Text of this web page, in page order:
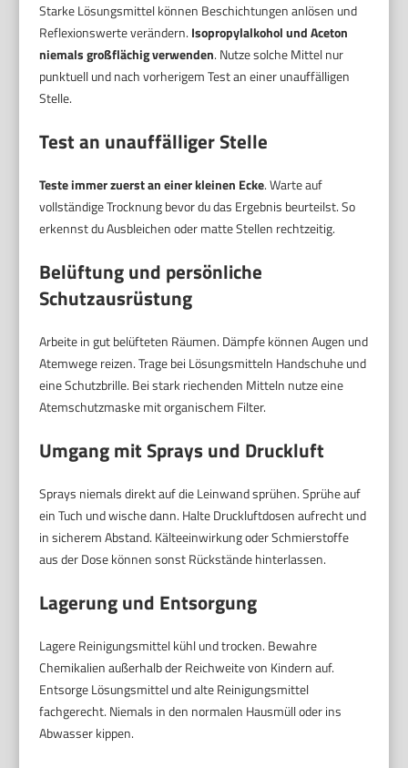
Starke Lösungsmittel können Beschichtungen anlösen und
Reflexionswerte verändern. Isopropylalkohol und Aceton
niemals großflächig verwenden. Nutze solche Mittel nur
punktuell und nach vorherigem Test an einer unauffälligen
Stelle.
Test an unauffälliger Stelle
Teste immer zuerst an einer kleinen Ecke. Warte auf
vollständige Trocknung bevor du das Ergebnis beurteilst. So
erkennst du Ausbleichen oder matte Stellen rechtzeitig.
Belüftung und persönliche
Schutzausrüstung
Arbeite in gut belüfteten Räumen. Dämpfe können Augen und
Atemwege reizen. Trage bei Lösungsmitteln Handschuhe und
eine Schutzbrille. Bei stark riechenden Mitteln nutze eine
Atemschutzmaske mit organischem Filter.
Umgang mit Sprays und Druckluft
Sprays niemals direkt auf die Leinwand sprühen. Sprühe auf
ein Tuch und wische dann. Halte Druckluftdosen aufrecht und
in sicherem Abstand. Kälteeinwirkung oder Schmierstoffe
aus der Dose können sonst Rückstände hinterlassen.
Lagerung und Entsorgung
Lagere Reinigungsmittel kühl und trocken. Bewahre
Chemikalien außerhalb der Reichweite von Kindern auf.
Entsorge Lösungsmittel und alte Reinigungsmittel
fachgerecht. Niemals in den normalen Hausmüll oder ins
Abwasser kippen.